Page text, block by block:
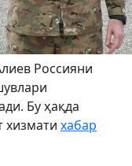
Россияни
Бу ҳақда
хизмати хабар